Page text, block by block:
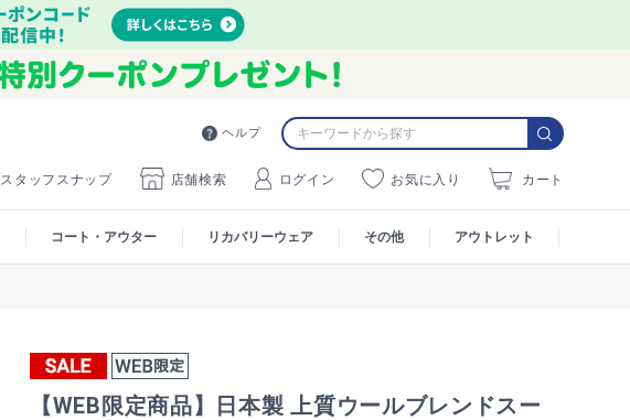
ヘルプ
スタッフスナップ 店舗検索 ログイン お気に入り カート
コート・アウター リカバリーウェア その他 アウトレット
【WEB限定商品】日本製 上質ウールブレンドスー